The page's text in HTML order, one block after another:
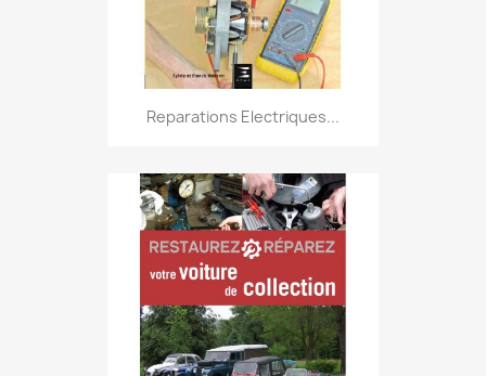
Reparations Electriques...